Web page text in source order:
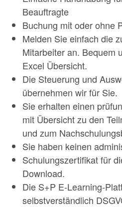
Beauftragte
Buchung mit oder ohne
Melden Sie einfach die
Mitarbeiter an. Bequem
Excel Übersicht.
Die Steuerung und
übernehmen wir für Sie.
Sie erhalten einen
mit Übersicht zu den
und zum
Sie haben keinen
Schulungszertifikat für
Download.
Die S+P E-Learning-
selbstverständlich